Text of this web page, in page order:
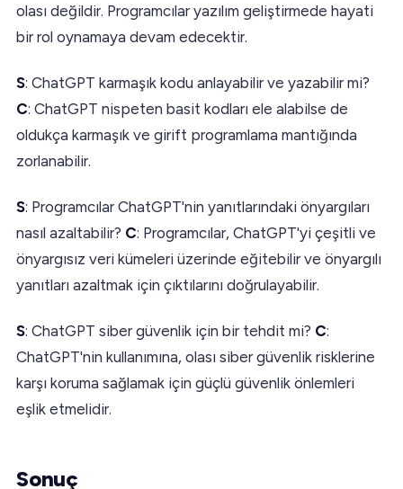
olası değildir. Programcılar yazılım geliştirmede hayati
bir rol oynamaya devam edecektir.
S: ChatGPT karmaşık kodu anlayabilir ve yazabilir mi?
C: ChatGPT nispeten basit kodları ele alabilse de
oldukça karmaşık ve girift programlama mantığında
zorlanabilir.
S: Programcılar ChatGPT'nin yanıtlarındaki önyargıları
nasıl azaltabilir? C: Programcılar, ChatGPT'yi çeşitli ve
önyargısız veri kümeleri üzerinde eğitebilir ve önyargılı
yanıtları azaltmak için çıktılarını doğrulayabilir.
S: ChatGPT siber güvenlik için bir tehdit mi? C:
ChatGPT'nin kullanımına, olası siber güvenlik risklerine
karşı koruma sağlamak için güçlü güvenlik önlemleri
eşlik etmelidir.
Sonuç